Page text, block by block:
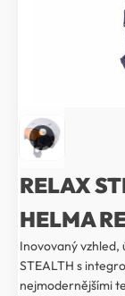
RELAX
HELMA
Inovovaný vzhled,
STEALTH s
nejmodernějšími